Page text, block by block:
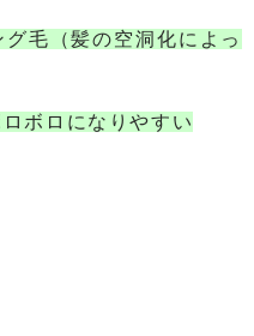
毛（髪の空洞化によっ
ボロになりやすい